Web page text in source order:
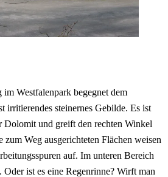
Westfalenpark begegnet dem
irritierendes steinernes Gebilde. Es ist
Dolomit und greift den rechten Winkel
zum Weg ausgerichteten Flächen weisen
auf. Im unteren Bereich
ist es eine Regenrinne? Wirft man